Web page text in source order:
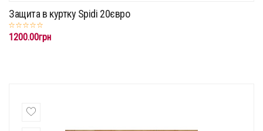
Защита в куртку Spidi 20євро
1200.00грн